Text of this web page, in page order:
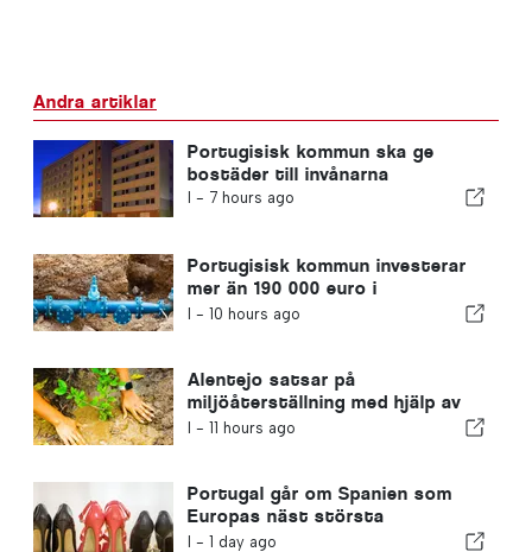
Andra artiklar
Portugisisk kommun ska ge
bostäder till invånarna
I - 7 hours ago
Portugisisk kommun investerar
mer än 190 000 euro i
vattenförsörjningen
I - 10 hours ago
Alentejo satsar på
miljöåterställning med hjälp av
EU-medel
I - 11 hours ago
Portugal går om Spanien som
Europas näst största
skotillverkare
I - 1 day ago